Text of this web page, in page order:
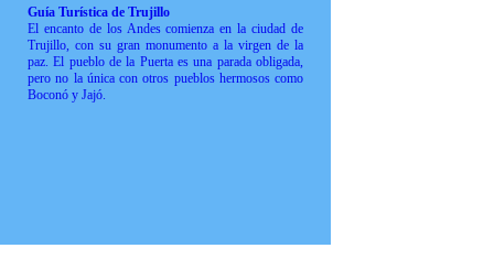
Guía Turística de Trujillo
El encanto de los Andes comienza en la ciudad de
Trujillo, con su gran monumento a la virgen de la
paz. El pueblo de la Puerta es una parada obligada,
pero no la única con otros pueblos hermosos como
Boconó y Jajó.